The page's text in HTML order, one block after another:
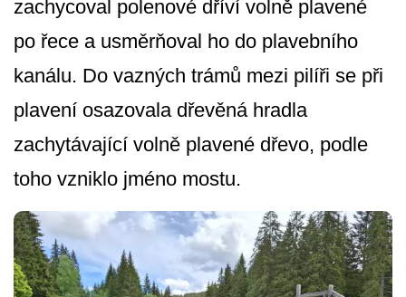
zachycoval polenové dříví volně plavené
po řece a usměrňoval ho do plavebního
kanálu. Do vazných trámů mezi pilíři se při
plavení osazovala dřevěná hradla
zachytávající volně plavené dřevo, podle
toho vzniklo jméno mostu.